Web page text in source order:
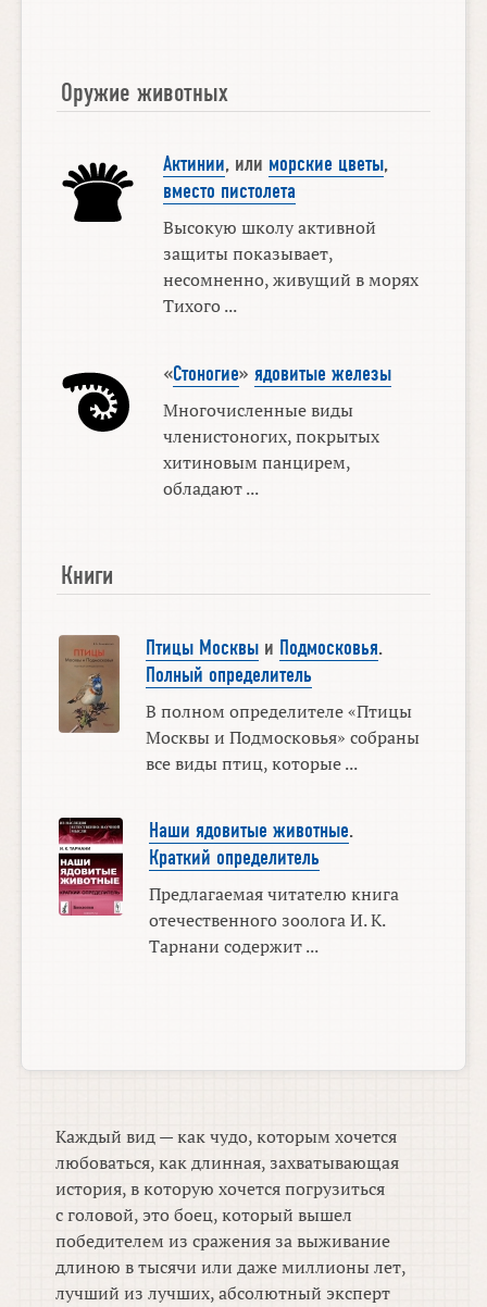
Оружие животных
Актинии, или морские цветы,
вместо пистолета
Высокую школу активной
защиты показывает,
несомненно, живущий в морях
Тихого ...
«Стоногие» ядовитые железы
Многочисленные виды
членистоногих, покрытых
хитиновым панцирем,
обладают ...
Книги
Птицы Москвыи Подмосковья.
Полный определитель
В полном определителе «Птицы
Москвы и Подмосковья» собраны
все виды птиц, которые ...
Наши ядовитые животные.
Краткий определитель
Предлагаемая читателю книга
отечественного зоолога И. К.
Тарнани содержит ...
Каждый вид — как чудо, которым хочется
любоваться, как длинная, захватывающая
история, в которую хочется погрузиться
с головой, это боец, который вышел
победителем из сражения за выживание
длиною в тысячи или даже миллионы лет,
лучший из лучших, абсолютный эксперт